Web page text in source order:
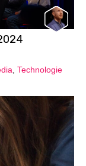
Technologie